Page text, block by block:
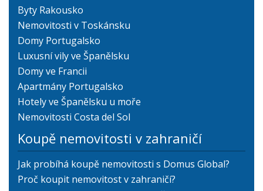
Byty Rakousko
Nemovitosti v Toskánsku
Domy Portugalsko
Luxusní vily ve Španělsku
Domy ve Francii
Apartmány Portugalsko
Hotely ve Španělsku u moře
Nemovitosti Costa del Sol
Koupě nemovitosti v zahraničí
Jak probíhá koupě nemovitosti s Domus Global?
Proč koupit nemovitost v zahraničí?